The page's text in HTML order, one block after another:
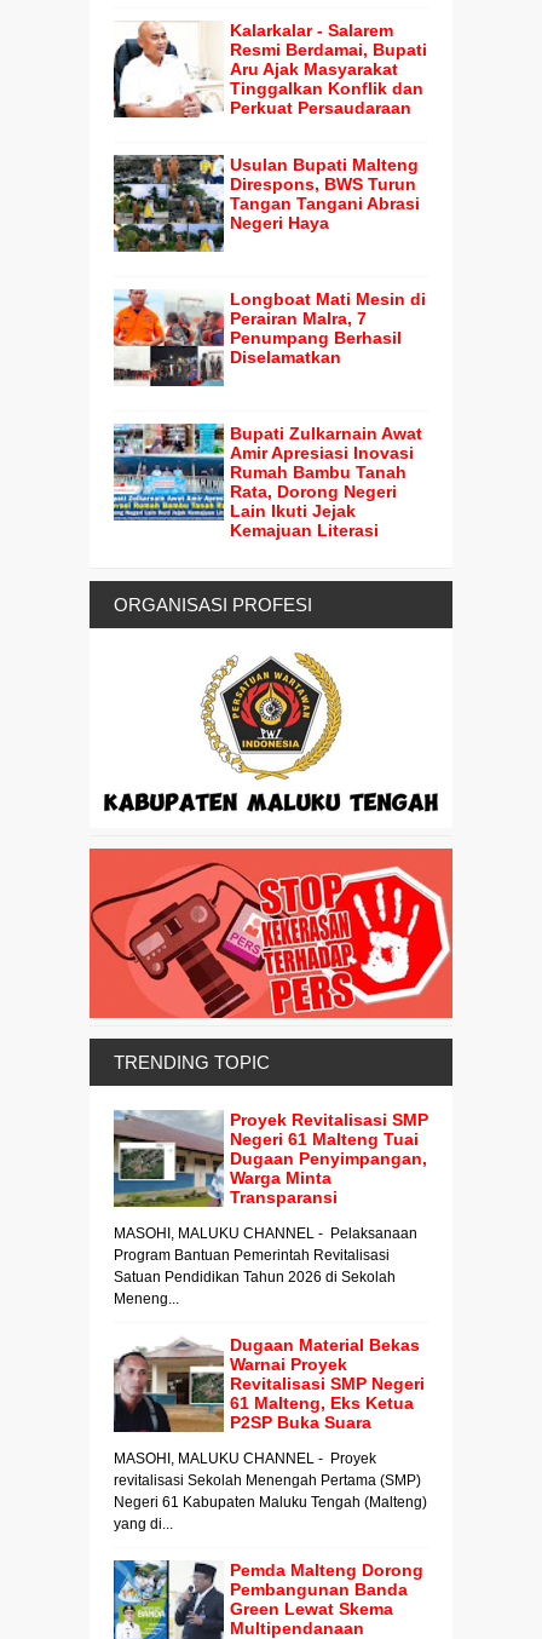
Kalarkalar - Salarem
Resmi Berdamai, Bupati
Aru Ajak Masyarakat
Tinggalkan Konflik dan
Perkuat Persaudaraan
Usulan Bupati Malteng
Direspons, BWS Turun
Tangan Tangani Abrasi
Negeri Haya
Longboat Mati Mesin di
Perairan Malra, 7
Penumpang Berhasil
Diselamatkan
Bupati Zulkarnain Awat
Amir Apresiasi Inovasi
Rumah Bambu Tanah
Rata, Dorong Negeri
Lain Ikuti Jejak
Kemajuan Literasi
ORGANISASI PROFESI
TRENDING TOPIC
Proyek Revitalisasi SMP
Negeri 61 Malteng Tuai
Dugaan Penyimpangan,
Warga Minta
Transparansi
MASOHI, MALUKU CHANNEL - Pelaksanaan
Program Bantuan Pemerintah Revitalisasi
Satuan Pendidikan Tahun 2026 di Sekolah
Meneng...
Dugaan Material Bekas
Warnai Proyek
Revitalisasi SMP Negeri
61 Malteng, Eks Ketua
P2SP Buka Suara
MASOHI, MALUKU CHANNEL - Proyek
revitalisasi Sekolah Menengah Pertama (SMP)
Negeri 61 Kabupaten Maluku Tengah (Malteng)
yang di...
Pemda Malteng Dorong
Pembangunan Banda
Green Lewat Skema
Multipendanaan